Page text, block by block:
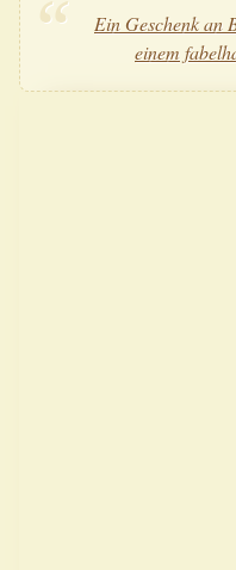
Ein Geschenk an
einem